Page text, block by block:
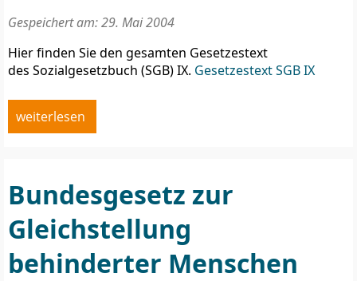
Gespeichert am: 29. Mai 2004
Hier finden Sie den gesamten Gesetzestext
des Sozialgesetzbuch (SGB) IX. Gesetzestext SGB IX
weiterlesen
Bundesgesetz zur
Gleichstellung
behinderter Menschen